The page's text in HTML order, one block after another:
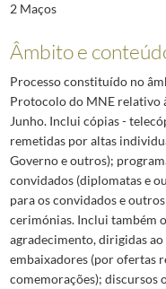
2 Maços
Âmbito e
Processo constituído no
Protocolo do MNE relativo
Junho. Inclui cópias -
remetidas por altas
Governo e outros);
convidados (diplomatas e
para os convidados e
cerimónias. Inclui também
agradecimento, dirigidas ao
embaixadores (por ofertas
comemorações); discursos